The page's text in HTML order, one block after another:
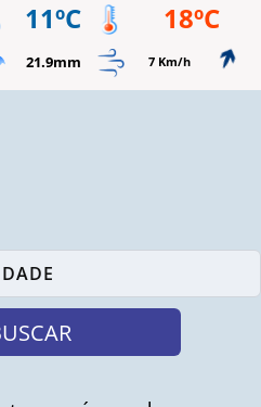
11ºC 18ºC
21.9mm 7 Km/h